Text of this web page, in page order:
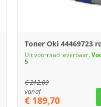
Toner Oki 44469723
Uit voorraad leverbaar.
5
€212,09
vanaf
€ 189,70